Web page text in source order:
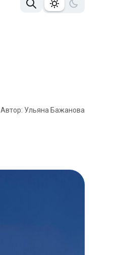
Автор: Ульяна Бажанова